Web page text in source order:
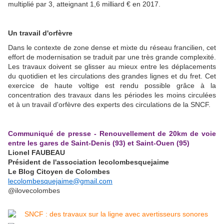
multiplié par 3, atteignant 1,6 milliard € en 2017.
Un travail d'orfèvre
Dans le contexte de zone dense et mixte du réseau francilien, cet
effort de modernisation se traduit par une très grande complexité.
Les travaux doivent se glisser au mieux entre les déplacements
du quotidien et les circulations des grandes lignes et du fret. Cet
exercice de haute voltige est rendu possible grâce à la
concentration des travaux dans les périodes les moins circulées
et à un travail d'orfèvre des experts des circulations de la SNCF.
Communiqué de presse - Renouvellement de 20km de voie
entre les gares de Saint-Denis (93) et Saint-Ouen (95)
Lionel FAUBEAU
Président de l'association lecolombesquejaime
Le Blog Citoyen de Colombes
lecolombesquejaime@gmail.com
@ilovecolombes